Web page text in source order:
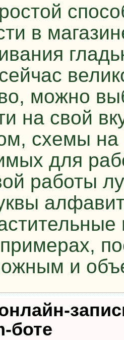
в
можно
на свой
схемы на
для
работы
и
боте